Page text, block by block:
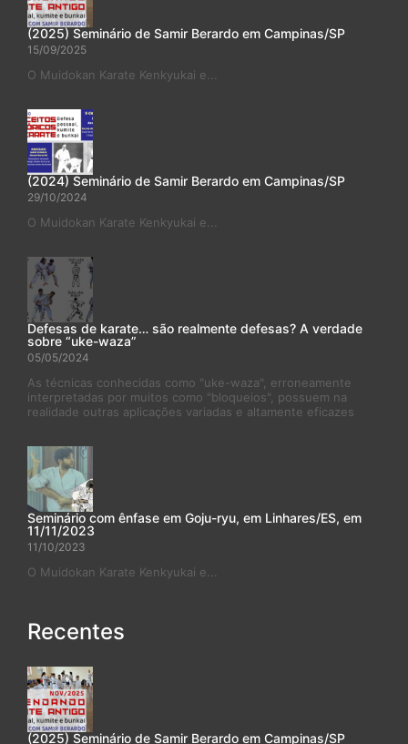
(2025) Seminário de Samir Berardo em Campinas/SP
15/09/2025
O Muidokan Karate Kenkyukai e...
(2024) Seminário de Samir Berardo em Campinas/SP
29/10/2024
O Muidokan Karate Kenkyukai e...
Defesas de karate… são realmente defesas? A verdade
sobre “uke-waza”
05/05/2024
As técnicas conhecidas como "uke-waza", erroneamente
interpretadas por muitos como "bloqueios", possuem na
realidade outras aplicações variadas e altamente eficazes
Seminário com ênfase em Goju-ryu, em Linhares/ES, em
11/11/2023
11/10/2023
O Muidokan Karate Kenkyukai e...
Recentes
(2025) Seminário de Samir Berardo em Campinas/SP